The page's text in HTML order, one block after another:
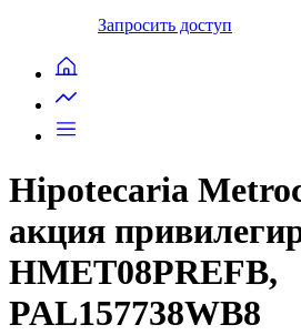
Запросить доступ
Hipotecaria
акция
HMET08PREFB,
PAL157738WB8